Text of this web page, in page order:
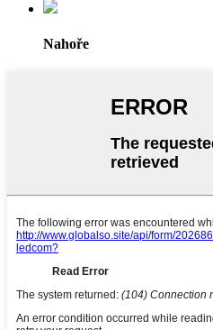
Nahoře